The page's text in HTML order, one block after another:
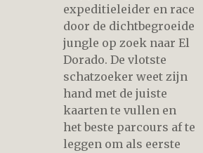
expeditieleider en race
door de dichtbegroeide
jungle op zoek naar El
Dorado. De vlotste
schatzoeker weet zijn
hand met de juiste
kaarten te vullen en
het beste parcours af te
leggen om als eerste